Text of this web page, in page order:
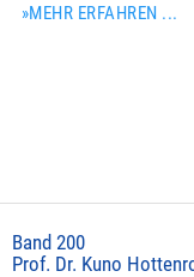
»MEHR ERFAHREN ...
Band 200
Prof. Dr. Kuno